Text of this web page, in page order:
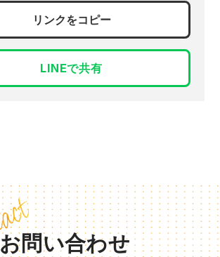
リンクをコピー
LINEで共有
お問い合わせ